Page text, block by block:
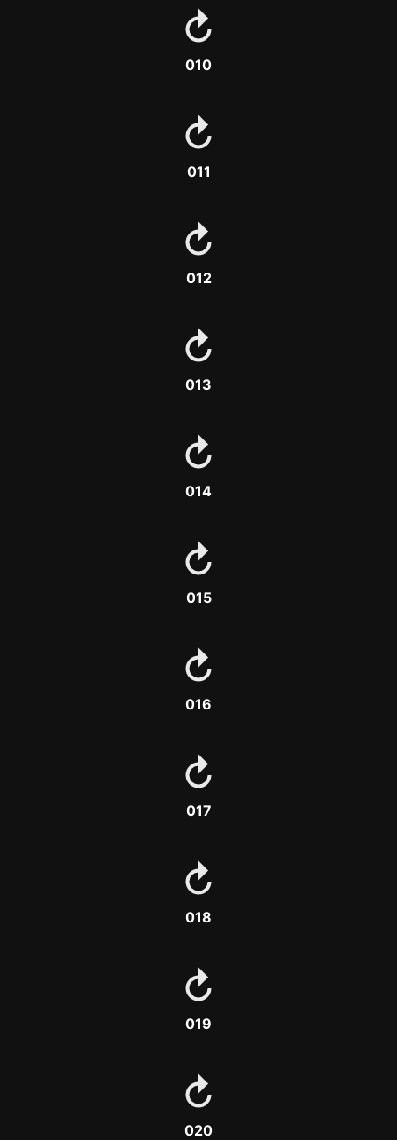
010
011
012
013
014
015
016
017
018
019
020